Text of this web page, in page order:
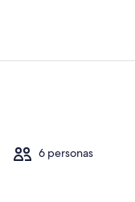
6 personas